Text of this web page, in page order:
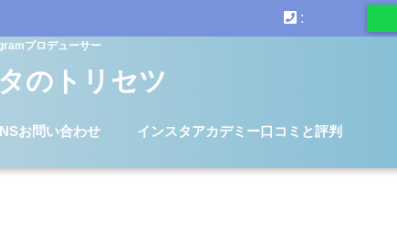
:
プロデューサー
のトリセツ
お問い合わせ インスタアカデミー口コミと評判